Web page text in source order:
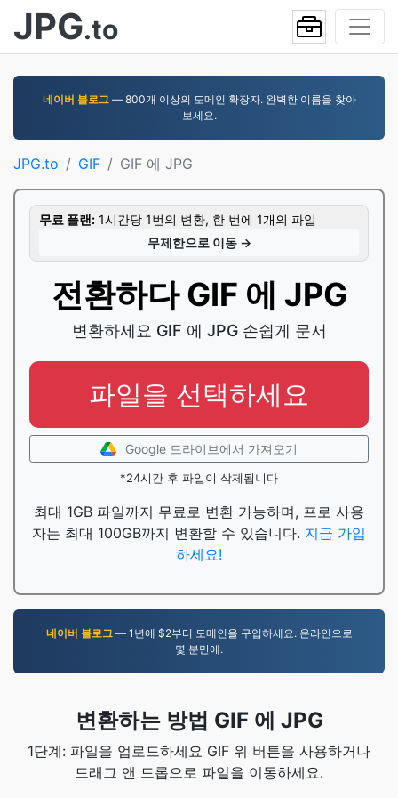
JPG.to
네이버 블로그— 800개 이상의 도메인 확장자. 완벽한 이름을 찾아
보세요.
JPG.to GIF GIF 에 JPG
무료 플랜: 1시간당 1번의 변환, 한 번에 1개의 파일
무제한으로 이동 →
전환하다 GIF 에 JPG
변환하세요 GIF 에 JPG 손쉽게 문서
파일을 선택하세요
Google 드라이브에서 가져오기
*24시간 후 파일이 삭제됩니다
최대 1GB 파일까지 무료로 변환 가능하며, 프로 사용
자는 최대 100GB까지 변환할 수 있습니다. 지금 가입
하세요!
네이버 블로그— 1년에 $2부터 도메인을 구입하세요. 온라인으로
몇 분만에.
변환하는 방법 GIF 에 JPG
1단계: 파일을 업로드하세요 GIF 위 버튼을 사용하거나
드래그 앤 드롭으로 파일을 이동하세요.